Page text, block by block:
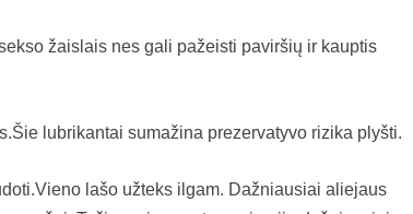
žaislais nes gali pažeisti paviršių ir kauptis
lubrikantai sumažina prezervatyvo rizika plyšti.
lašo užteks ilgam. Dažniausiai aliejaus